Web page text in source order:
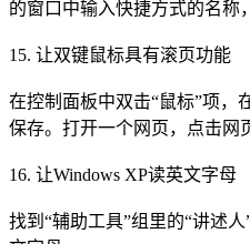
的窗口中输入快捷方式的名称
15. 让双键鼠标具有滚页功能
在控制面板中双击“鼠标”项，
保存。打开一个网页，点击网
16. 让Windows XP读英文字母
找到“辅助工具”组里的“讲述